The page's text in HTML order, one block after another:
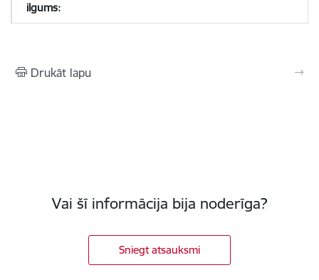
Drukāt lapu
Vai šī informācija bija noderīga?
Sniegt atsauksmi